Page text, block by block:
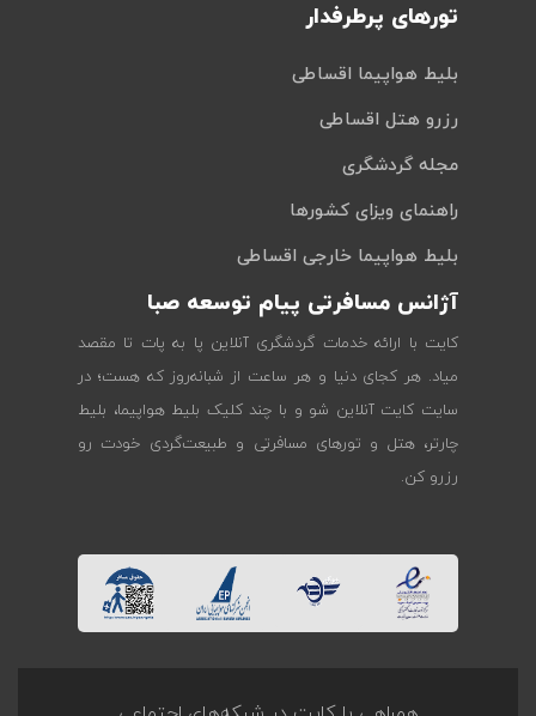
تورهای پرطرفدار
بلیط هواپیما اقساطی
رزرو هتل اقساطی
مجله گردشگری
راهنمای ویزای کشورها
بلیط هواپیما خارجی اقساطی
آژانس مسافرتی پیام توسعه صبا
کایت با ارائه خدمات گردشگری آنلاین پا به پات تا مقصد
میاد. هر کجای دنیا و هر ساعت از شبانه‌روز که هست؛ در
سایت کایت آنلاین شو و با چند کلیک بلیط هواپیما، بلیط
چارتر، هتل و تورهای مسافرتی و طبیعت‌گردی خودت رو
رزرو کن.